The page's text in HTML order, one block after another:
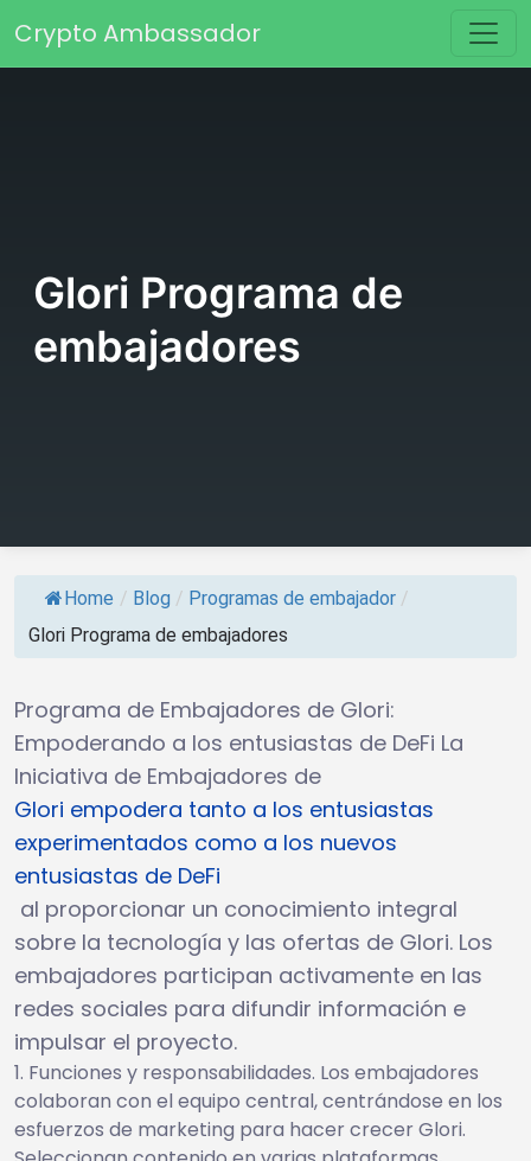
Navegación principal
Crypto Ambassador
Glori Programa de
embajadores
Home / Blog / Programas de embajador /
Glori Programa de embajadores
Programa de Embajadores de Glori:
Empoderando a los entusiastas de DeFi La
Iniciativa de Embajadores de
Glori empodera tanto a los entusiastas
experimentados como a los nuevos
entusiastas de DeFi
al proporcionar un conocimiento integral
sobre la tecnología y las ofertas de Glori. Los
embajadores participan activamente en las
redes sociales para difundir información e
impulsar el proyecto.
Funciones y responsabilidades. Los embajadores
colaboran con el equipo central, centrándose en los
esfuerzos de marketing para hacer crecer Glori.